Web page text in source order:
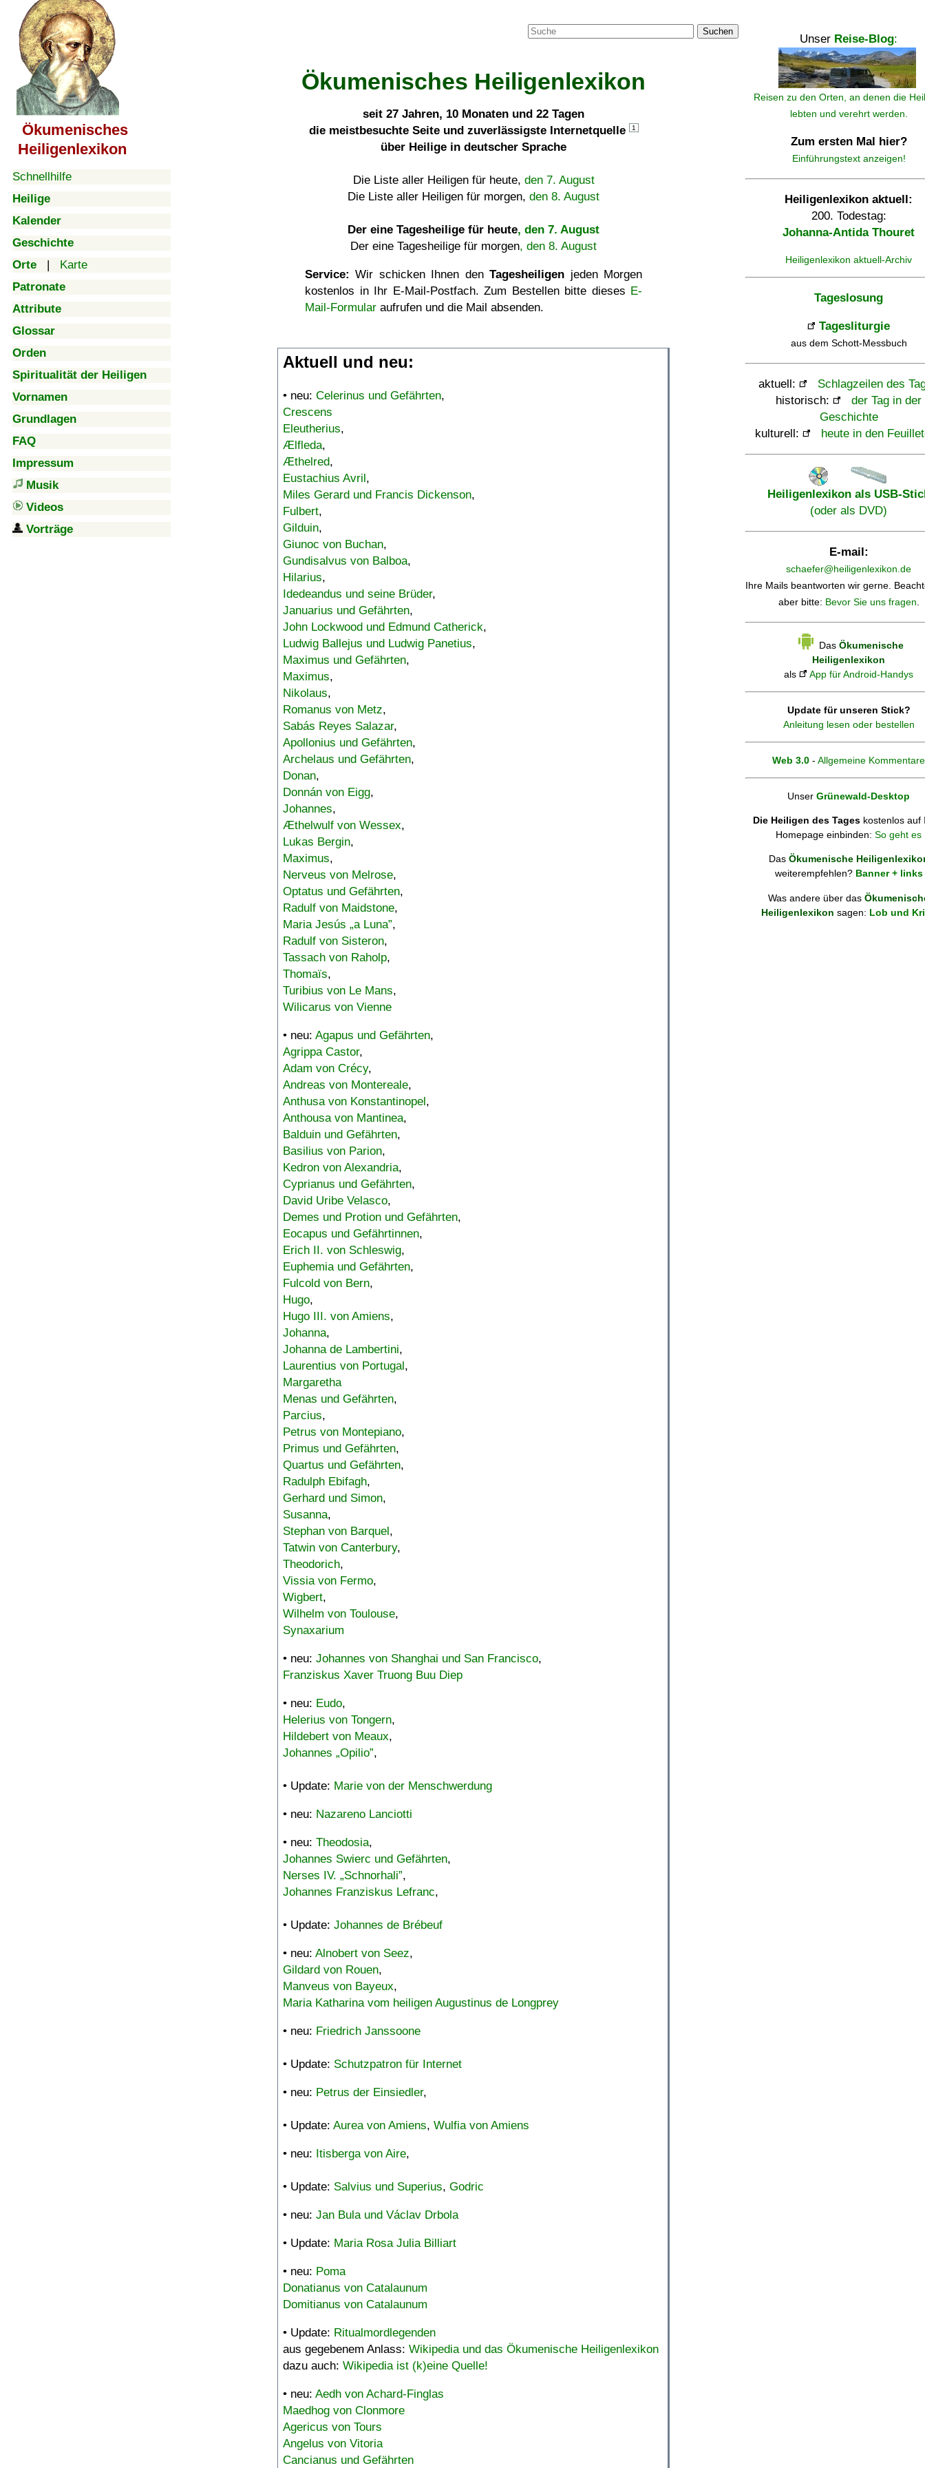
Ökumenisches
Heiligenlexikon
Schnellhilfe
Heilige
Kalender
Geschichte
Orte | Karte
Patronate
Attribute
Glossar
Orden
Spiritualität der Heiligen
Vornamen
Grundlagen
FAQ
Impressum
Musik
Videos
Vorträge
Suchen
Ökumenisches Heiligenlexikon
seit 27 Jahren, 10 Monaten und 22 Tagen
die meistbesuchte Seite und zuverlässigste Internetquelle
1
über Heilige in deutscher Sprache
Die Liste aller Heiligen für heute, den 7. August
Die Liste aller Heiligen für morgen, den 8. August
Der eine Tagesheilige für heute, den 7. August
Der eine Tagesheilige für morgen, den 8. August
Service: Wir schicken Ihnen denTagesheiligen jeden Morgen
kostenlos in Ihr E-Mail-Postfach. Zum Bestellen bitte dieses E-
Mail-Formular aufrufen und die Mail absenden.
Aktuell und neu:
• neu: Celerinus und Gefährten,
Crescens
Eleutherius,
Ælfleda,
Æthelred,
Eustachius Avril,
Miles Gerard und Francis Dickenson,
Fulbert,
Gilduin,
Giunoc von Buchan,
Gundisalvus von Balboa,
Hilarius,
Idedeandus und seine Brüder,
Januarius und Gefährten,
John Lockwood und Edmund Catherick,
Ludwig Ballejus und Ludwig Panetius,
Maximus und Gefährten,
Maximus,
Nikolaus,
Romanus von Metz,
Sabás Reyes Salazar,
Apollonius und Gefährten,
Archelaus und Gefährten,
Donan,
Donnán von Eigg,
Johannes,
Æthelwulf von Wessex,
Lukas Bergin,
Maximus,
Nerveus von Melrose,
Optatus und Gefährten,
Radulf von Maidstone,
Maria Jesús „a Luna”,
Radulf von Sisteron,
Tassach von Raholp,
Thomaïs,
Turibius von Le Mans,
Wilicarus von Vienne
• neu: Agapus und Gefährten,
Agrippa Castor,
Adam von Crécy,
Andreas von Montereale,
Anthusa von Konstantinopel,
Anthousa von Mantinea,
Balduin und Gefährten,
Basilius von Parion,
Kedron von Alexandria,
Cyprianus und Gefährten,
David Uribe Velasco,
Demes und Protion und Gefährten,
Eocapus und Gefährtinnen,
Erich II. von Schleswig,
Euphemia und Gefährten,
Fulcold von Bern,
Hugo,
Hugo III. von Amiens,
Johanna,
Johanna de Lambertini,
Laurentius von Portugal,
Margaretha
Menas und Gefährten,
Parcius,
Petrus von Montepiano,
Primus und Gefährten,
Quartus und Gefährten,
Radulph Ebifagh,
Gerhard und Simon,
Susanna,
Stephan von Barquel,
Tatwin von Canterbury,
Theodorich,
Vissia von Fermo,
Wigbert,
Wilhelm von Toulouse,
Synaxarium
• neu: Johannes von Shanghai und San Francisco,
Franziskus Xaver Truong Buu Diep
• neu: Eudo,
Helerius von Tongern,
Hildebert von Meaux,
Johannes „Opilio”,
• Update: Marie von der Menschwerdung
• neu: Nazareno Lanciotti
• neu: Theodosia,
Johannes Swierc und Gefährten,
Nerses IV. „Schnorhali”,
Johannes Franziskus Lefranc,
• Update: Johannes de Brébeuf
• neu: Alnobert von Seez,
Gildard von Rouen,
Manveus von Bayeux,
Maria Katharina vom heiligen Augustinus de Longprey
• neu: Friedrich Janssoone
• Update: Schutzpatron für Internet
• neu: Petrus der Einsiedler,
• Update: Aurea von Amiens, Wulfia von Amiens
• neu: Itisberga von Aire,
• Update: Salvius und Superius, Godric
• neu: Jan Bula und Václav Drbola
• Update: Maria Rosa Julia Billiart
• neu: Poma
Donatianus von Catalaunum
Domitianus von Catalaunum
• Update: Ritualmordlegenden
aus gegebenem Anlass: Wikipedia und das Ökumenische Heiligenlexikon
dazu auch: Wikipedia ist (k)eine Quelle!
• neu: Aedh von Achard-Finglas
Maedhog von Clonmore
Agericus von Tours
Angelus von Vitoria
Cancianus und Gefährten
Unser Reise-Blog:
Reisen zu den Orten, an denen die
lebten und verehrt werden.
Zum ersten Mal hier?
Einführungstext anzeigen!
Heiligenlexikon aktuell:
200. Todestag:
Johanna-Antida Thouret
Heiligenlexikon aktuell-Archiv
Tageslosung
Tagesliturgie
aus dem Schott-Messbuch
aktuell:
Schlagzeilen des
historisch:
der Tag in der
Geschichte
kulturell:
heute in den
Heiligenlexikon als USB-
(oder als DVD)
E-mail:
schaefer@heiligenlexikon.de
Ihre Mails beantworten wir gerne.
aber bitte: Bevor Sie uns fragen.
Das Ökumenische
Heiligenlexikon
als
App für Android-Handys
Update für unseren Stick?
Anleitung lesen oder bestellen
Web 3.0 - Allgemeine Kommentare
Unser Grünewald-Desktop
Die Heiligen des Tages kostenlos auf
Homepage einbinden: So geht es
Das Ökumenische
weiterempfehlen? Banner + links
Was andere über das
Heiligenlexikon sagen: Lob und